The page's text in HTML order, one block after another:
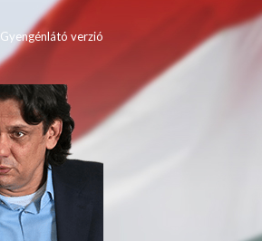
Gyengénlátó verzió